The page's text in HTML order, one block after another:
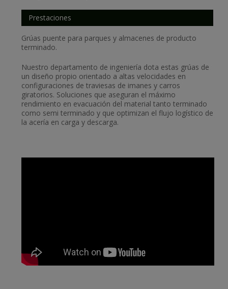
Prestaciones
Grúas puente para parques y almacenes de producto
terminado.
Nuestro departamento de ingeniería dota estas grúas de
un diseño propio orientado a altas velocidades en
configuraciones de traviesas de imanes y carros
giratorios. Soluciones que aseguran el máximo
rendimiento en evacuación del material tanto terminado
como semi terminado y que optimizan el flujo logístico de
la acería en carga y descarga.